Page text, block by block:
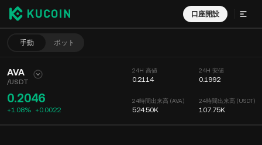
口座開設
手動 ボット
AVA
/USDT
0.2046
+1.08% +0.0022
24H 高値
0.2114
24時間出来高 (AVA)
524.50K
24H 安値
0.1992
24時間出来高 (USDT)
107.75K